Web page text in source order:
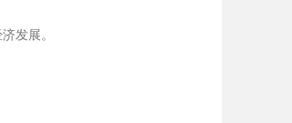
发展。